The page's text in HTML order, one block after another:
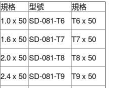
規格 型號
規格
1.0 x 50 SD-081-T6
T6 x 50
1.6 x 50 SD-081-T7
T7 x 50
2.0 x 50 SD-081-T8
T8 x 50
2.4 x 50 SD-081-T9
T9 x 50